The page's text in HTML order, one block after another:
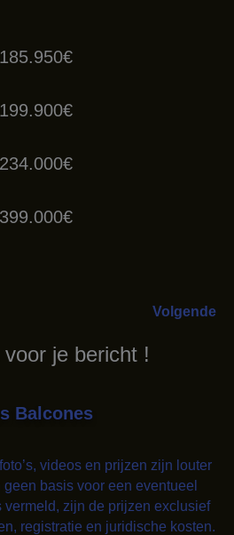
185.950€
199.900€
234.000€
399.000€
Volgende
je bericht !
Balcones
videos en prijzen zijn louter
basis voor een eventueel
vermeld, zijn de prijzen exclusief
registratie en juridische kosten.